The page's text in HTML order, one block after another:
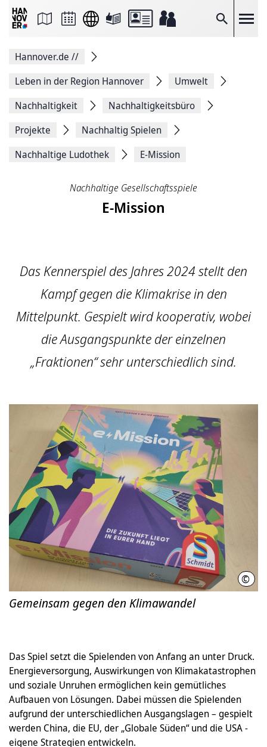
Suche
Seite
Facebook
teilen
Seitenlink
Seite
Hannover.de //
Leben in der Region Hannover
Umwelt
Nachhaltigkeit
Nachhaltigkeitsbüro
Projekte
Nachhaltig Spielen
Nachhaltige Ludothek
E-Mission
Nachhaltige Gesellschaftsspiele
E-Mission
Das Kennerspiel des Jahres 2024 stellt den
Kampf gegen die Klimakrise in den
Mittelpunkt. Gespielt wird kooperativ, wobei
die Ausgangspunkte der einzelnen
„Fraktionen“ sehr unterschiedlich sind.
©
Gemeinsam gegen den Klimawandel
Das Spiel setzt die Spielenden von Anfang an unter Druck.
Energieversorgung, Auswirkungen von Klimakatastrophen
und soziale Unruhen ermöglichen kein gemütliches
Aufbauen von Lösungen. Dabei müssen die Spielenden
aufgrund der unterschiedlichen Ausgangslagen – gespielt
werden China, die EU, der „Globale Süden“ und die USA -
eigene Strategien entwickeln.